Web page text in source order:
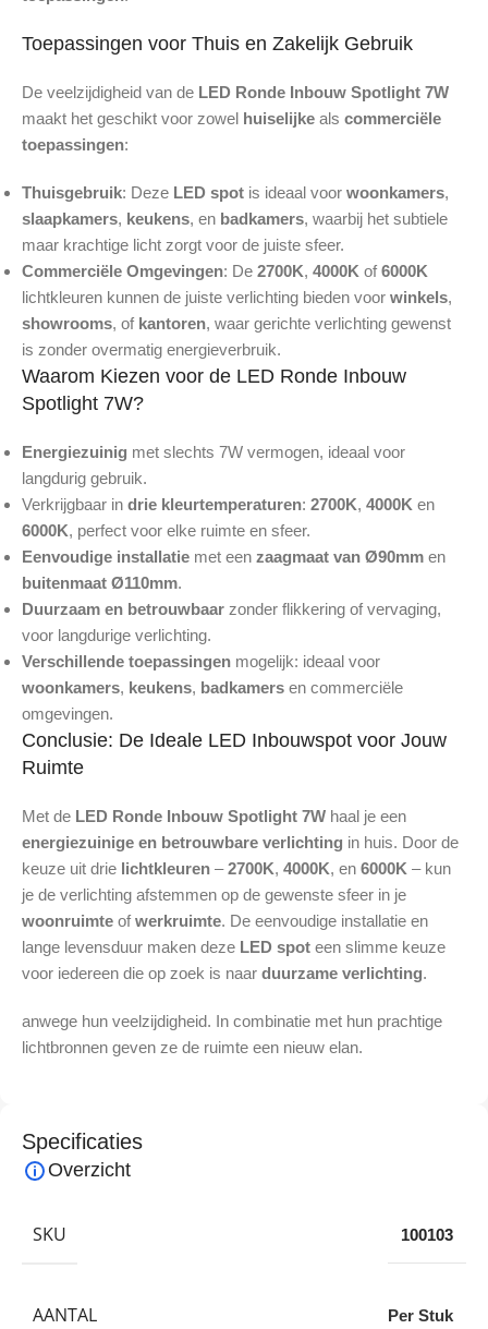
Toepassingen voor Thuis en Zakelijk Gebruik
De veelzijdigheid van de LED Ronde Inbouw Spotlight 7W
maakt het geschikt voor zowel huiselijke als commerciële
toepassingen:
Thuisgebruik: Deze LED spot is ideaal voor woonkamers,
slaapkamers, keukens, en badkamers, waarbij het subtiele
maar krachtige licht zorgt voor de juiste sfeer.
Commerciële Omgevingen: De 2700K, 4000K of6000K
lichtkleuren kunnen de juiste verlichting bieden voor winkels,
showrooms, of kantoren, waar gerichte verlichting gewenst
is zonder overmatig energieverbruik.
Waarom Kiezen voor de LED Ronde Inbouw
Spotlight 7W?
Energiezuinig met slechts 7W vermogen, ideaal voor
langdurig gebruik.
Verkrijgbaar in drie kleurtemperaturen: 2700K, 4000K en
6000K, perfect voor elke ruimte en sfeer.
Eenvoudige installatie met een zaagmaat van Ø90mm en
buitenmaat Ø110mm.
Duurzaam en betrouwbaar zonder flikkering of vervaging,
voor langdurige verlichting.
Verschillende toepassingen mogelijk: ideaal voor
woonkamers, keukens, badkamers en commerciële
omgevingen.
Conclusie: De Ideale LED Inbouwspot voor Jouw
Ruimte
Met de LED Ronde Inbouw Spotlight 7W haal je een
energiezuinige en betrouwbare verlichting in huis. Door de
keuze uit drie lichtkleuren –2700K, 4000K, en 6000K – kun
je de verlichting afstemmen op de gewenste sfeer in je
woonruimte ofwerkruimte. De eenvoudige installatie en
lange levensduur maken deze LED spot een slimme keuze
voor iedereen die op zoek is naar duurzame verlichting.
anwege hun veelzijdigheid. In combinatie met hun prachtige
lichtbronnen geven ze de ruimte een nieuw elan.
Specificaties
Overzicht
SKU 100103
AANTAL Per Stuk